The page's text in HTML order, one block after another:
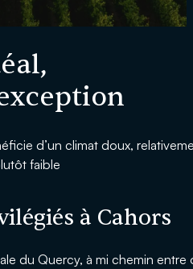
d’un climat doux,
faible
à Cahors
du Quercy, à mi chemin